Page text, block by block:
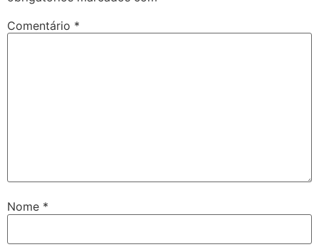
Comentário *
Nome *